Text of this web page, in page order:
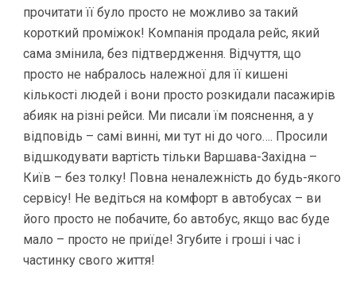
прочитати її було просто не можливо за такий
короткий проміжок! Компанія продала рейс, який
сама змінила, без підтвердження. Відчуття, що
просто не набралось належної для її кишені
кількості людей і вони просто розкидали пасажирів
абияк на різні рейси. Ми писали їм пояснення, а у
відповідь – самі винні, ми тут ні до чого…. Просили
відшкодувати вартість тільки Варшава-Західна –
Київ – без толку! Повна неналежність до будь-якого
сервісу! Не ведіться на комфорт в автобусах – ви
його просто не побачите, бо автобус, якщо вас буде
мало – просто не приїде! Згубите і гроші і час і
частинку свого життя!